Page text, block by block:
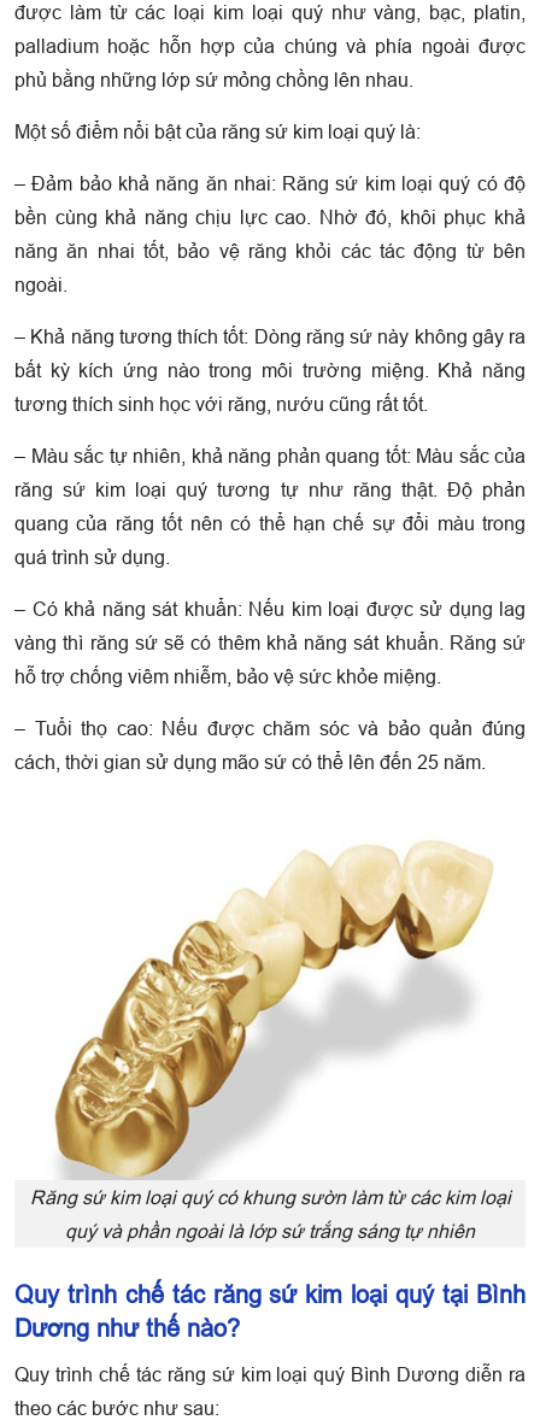
được làm từ các loại kim loại quý như vàng, bạc, platin,
palladium hoặc hỗn hợp của chúng và phía ngoài được
phủ bằng những lớp sứ mỏng chồng lên nhau.
Một số điểm nổi bật của răng sứ kim loại quý là:
– Đảm bảo khả năng ăn nhai: Răng sứ kim loại quý có độ
bền cùng khả năng chịu lực cao. Nhờ đó, khôi phục khả
năng ăn nhai tốt, bảo vệ răng khỏi các tác động từ bên
ngoài.
– Khả năng tương thích tốt: Dòng răng sứ này không gây ra
bất kỳ kích ứng nào trong môi trường miệng. Khả năng
tương thích sinh học với răng, nướu cũng rất tốt.
– Màu sắc tự nhiên, khả năng phản quang tốt: Màu sắc của
răng sứ kim loại quý tương tự như răng thật. Độ phản
quang của răng tốt nên có thể hạn chế sự đổi màu trong
quá trình sử dụng.
– Có khả năng sát khuẩn: Nếu kim loại được sử dụng lag
vàng thì răng sứ sẽ có thêm khả năng sát khuẩn. Răng sứ
hỗ trợ chống viêm nhiễm, bảo vệ sức khỏe miệng.
– Tuổi thọ cao: Nếu được chăm sóc và bảo quản đúng
cách, thời gian sử dụng mão sứ có thể lên đến 25 năm.
Răng sứ kim loại quý có khung sườn làm từ các kim loại
quý và phần ngoài là lớp sứ trắng sáng tự nhiên
Quy trình chế tác răng sứ kim loại quý tại Bình
Dương như thế nào?
Quy trình chế tác răng sứ kim loại quý Bình Dương diễn ra
theo các bước như sau: